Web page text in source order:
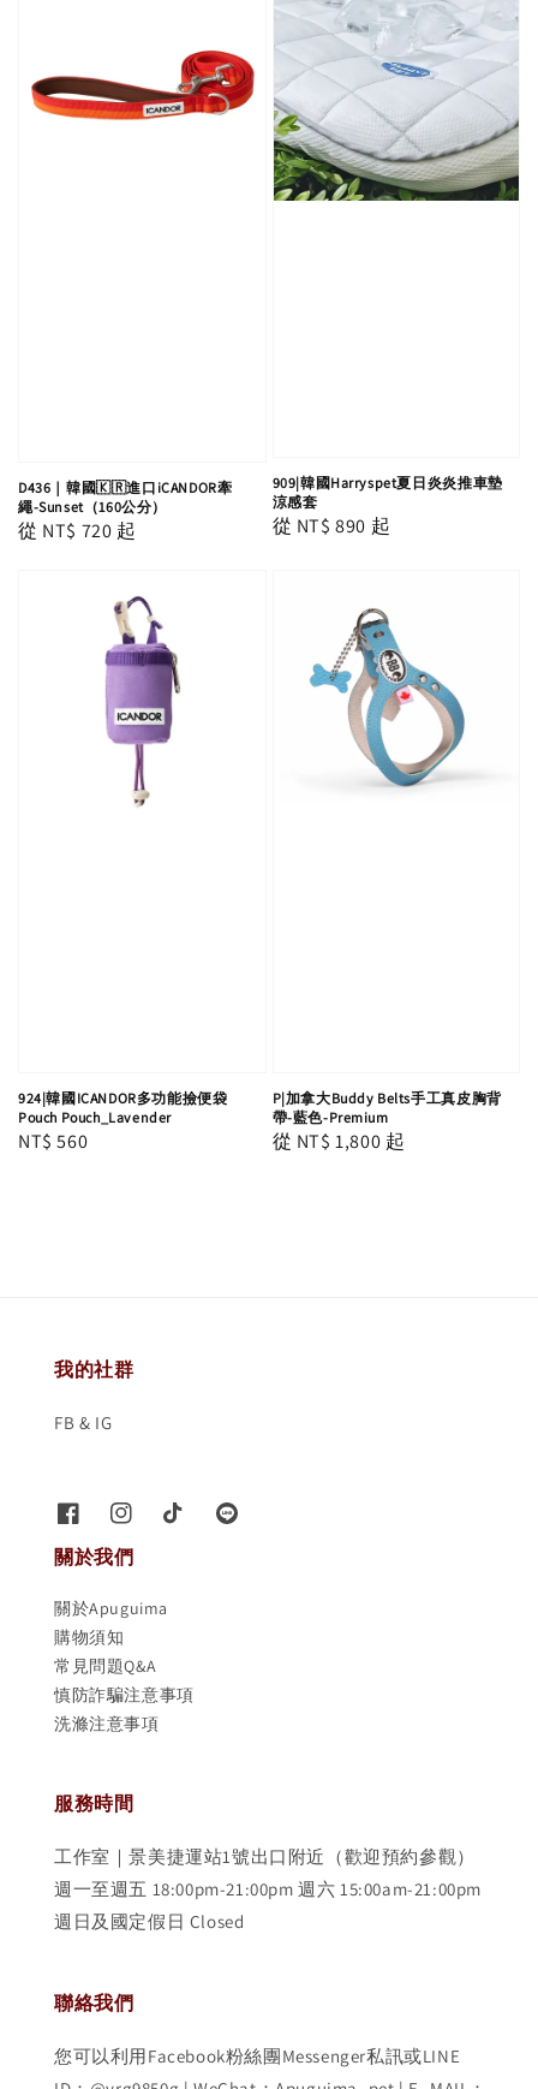
D436｜韓國🇰🇷進口iCANDOR牽
繩-Sunset（160公分）
Regular
從 NT$ 720 起
909|韓國Harryspet夏日炎炎推車墊
涼感套
Regular
從 NT$ 890 起
924|韓國ICANDOR多功能撿便袋
Pouch Pouch_Lavender
Regular
NT$ 560
P|加拿大Buddy Belts手工真皮胸背
帶-藍色-Premium
Regular
從 NT$ 1,800 起
我的社群
FB & IG
關於我們
關於Apuguima
購物須知
常見問題Q&A
慎防詐騙注意事項
洗滌注意事項
服務時間
工作室｜景美捷運站1號出口附近（歡迎預約參觀）
週一至週五 18:00pm-21:00pm 週六 15:00am-21:00pm
週日及國定假日 Closed
聯絡我們
您可以利用Facebook粉絲團Messenger私訊或LINE